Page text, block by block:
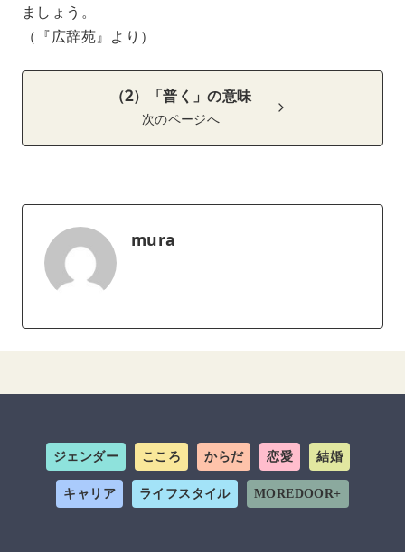
ましょう。
（『広辞苑』より）
（2）「普く」の意味
次のページへ
mura
ジェンダー こころ からだ 恋愛 結婚
キャリア ライフスタイル MOREDOOR+